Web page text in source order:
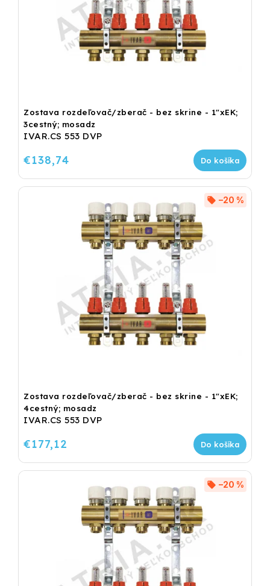
Zostava rozdeľovač/zberač - bez skrine - 1"xEK;
3cestný; mosadz
IVAR.CS 553 DVP
€138,74 Do košíka
Zostava rozdeľovač/zberač - bez skrine - 1"xEK;
4cestný; mosadz
IVAR.CS 553 DVP
–20 %
€177,12 Do košíka
–20 %